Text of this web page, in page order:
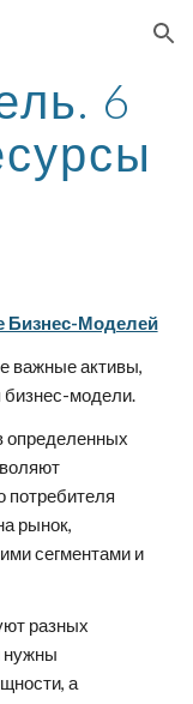
Skip to navigation
6
Бизнес-Моделей
модели.
потребителя
рынок,
сегментами и
нужны
а